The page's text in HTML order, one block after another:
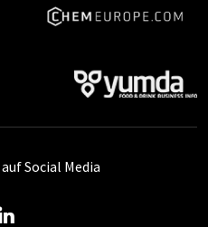
Social Media